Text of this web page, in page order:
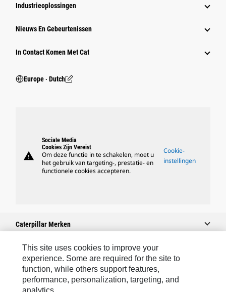
Industrieoplossingen
Nieuws En Gebeurtenissen
In Contact Komen Met Cat
Europe ‧ Dutch
warning
Sociale Media
Cookies Zijn Vereist
Om deze functie in te schakelen, moet u
het gebruik van targeting-, prestatie- en
functionele cookies accepteren.
Cookie-
instellingen
Caterpillar Merken
Caterpillar.com
Contact Caterpillar
This site uses cookies to improve your
experience. Some are required for the site to
function, while others support features,
performance, personalization, targeting, and
analytics.